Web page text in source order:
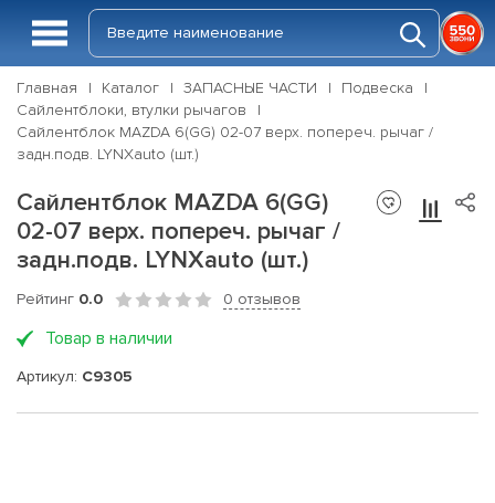
Главная Каталог ЗАПАСНЫЕ ЧАСТИ
Подвеска
Сайлентблоки, втулки рычагов
Сайлентблок MAZDA 6(GG) 02-07 верх. попереч. рычаг /
задн.подв. LYNXauto (шт.)
Сайлентблок MAZDA 6(GG)
02-07 верх. попереч. рычаг /
задн.подв. LYNXauto (шт.)
Рейтинг 0.0 0 отзывов
Товар в наличии
Артикул: C9305